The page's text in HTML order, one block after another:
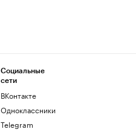
Социальные
сети
ВКонтакте
Одноклассники
Telegram